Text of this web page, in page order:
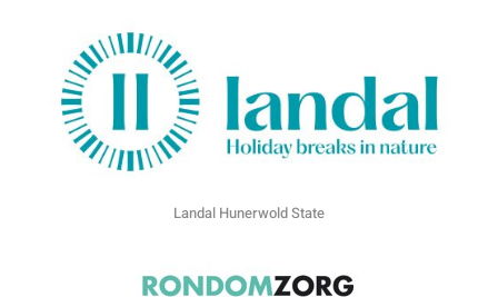
Landal Hunerwold State